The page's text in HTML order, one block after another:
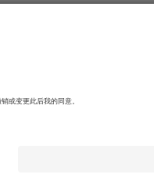
de México, CDMX, Mexico
同。有关详细信息，请查看